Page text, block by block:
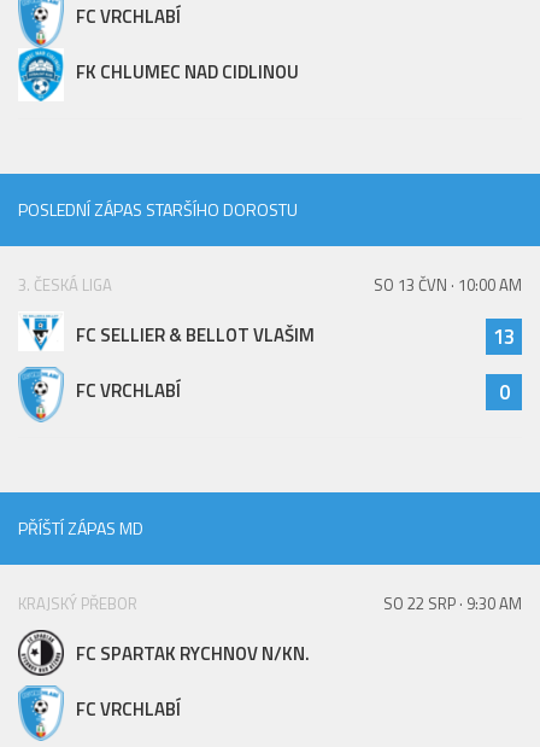
FC VRCHLABÍ
FK CHLUMEC NAD CIDLINOU
POSLEDNÍ ZÁPAS STARŠÍHO DOROSTU
3. ČESKÁ LIGA SO 13 ČVN · 10:00 AM
FC SELLIER & BELLOT VLAŠIM 13
FC VRCHLABÍ 0
PŘÍŠTÍ ZÁPAS MD
KRAJSKÝ PŘEBOR SO 22 SRP · 9:30 AM
FC SPARTAK RYCHNOV N/KN.
FC VRCHLABÍ